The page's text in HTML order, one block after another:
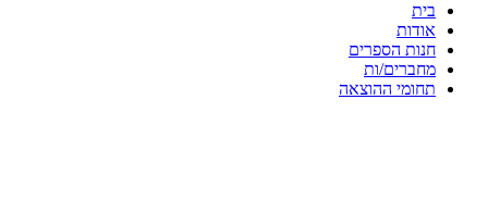
בית
אודות
חנות הספרים
מחברים/ות
תחומי ההוצאה